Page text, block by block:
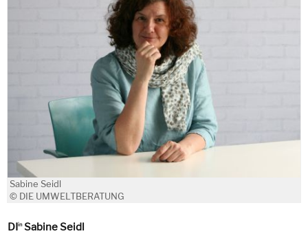
Sabine Seidl
© DIE UMWELTBERATUNG
DIinSabine Seidl